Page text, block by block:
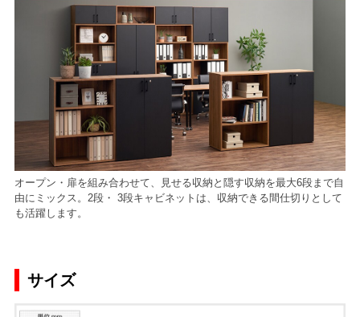
オープン・扉を組み合わせて、見せる収納と隠す収納を最大6段まで自
由にミックス。2段・ 3段キャビネットは、収納できる間仕切りとして
も活躍します。
サイズ